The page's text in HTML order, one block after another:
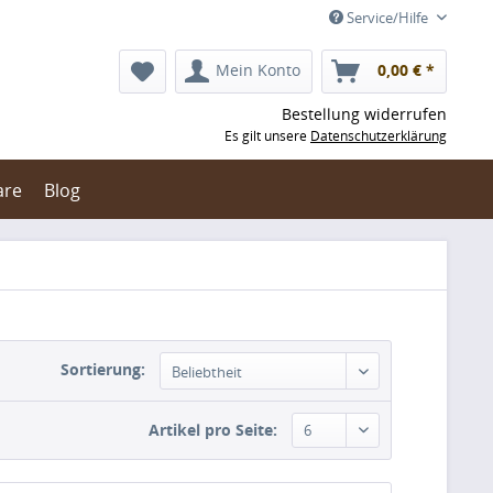
Service/Hilfe
Mein Konto 0,00 € *
Bestellung widerrufen
Es gilt unsere Datenschutzerklärung
Blog
Sortierung:
Artikel pro Seite: